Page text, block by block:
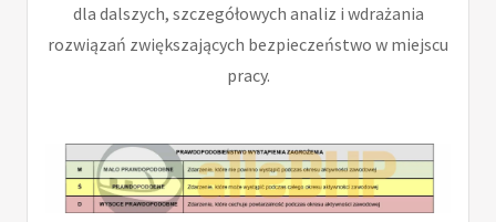
dla dalszych, szczegółowych analiz i wdrażania
rozwiązań zwiększających bezpieczeństwo w miejscu
pracy.